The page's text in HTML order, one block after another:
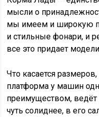
мысли о
мы имеем и широкую
и стильные фонари, и
все это придает
Что касается
платформа у машин
преимуществом,
чуть солиднее, в его